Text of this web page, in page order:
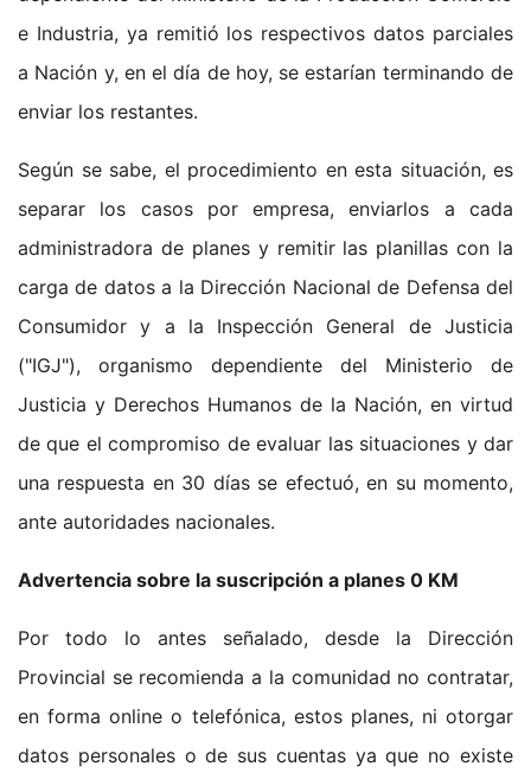
e Industria, ya remitió los respectivos datos parciales
a Nación y, en el día de hoy, se estarían terminando de
enviar los restantes.
Según se sabe, el procedimiento en esta situación, es
separar los casos por empresa, enviarlos a cada
administradora de planes y remitir las planillas con la
carga de datos a la Dirección Nacional de Defensa del
Consumidor y a la Inspección General de Justicia
("IGJ"), organismo dependiente del Ministerio de
Justicia y Derechos Humanos de la Nación, en virtud
de que el compromiso de evaluar las situaciones y dar
una respuesta en 30 días se efectuó, en su momento,
ante autoridades nacionales.
Advertencia sobre la suscripción a planes 0 KM
Por todo lo antes señalado, desde la Dirección
Provincial se recomienda a la comunidad no contratar,
en forma online o telefónica, estos planes, ni otorgar
datos personales o de sus cuentas ya que no existe